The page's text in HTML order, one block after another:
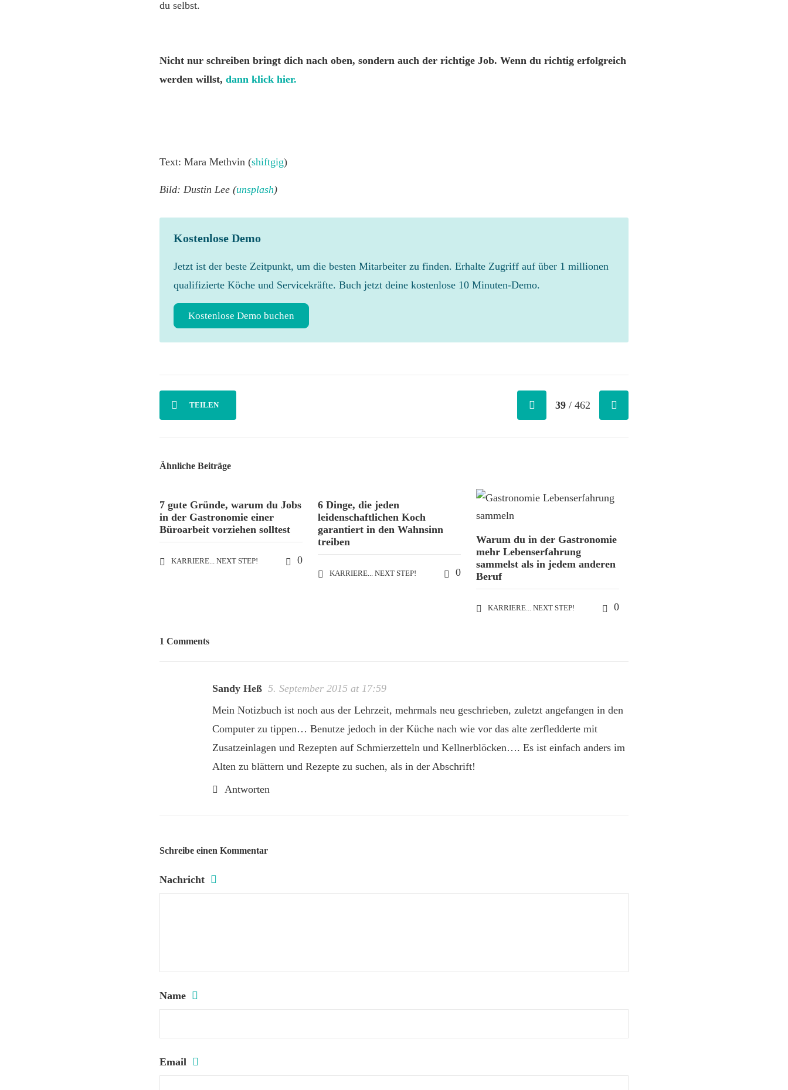
du selbst.
Nicht nur schreiben bringt dich nach oben, sondern auch der richtige Job. Wenn du richtig erfolgreich
werden willst, dann klick hier.
Text: Mara Methvin (shiftgig)
Bild: Dustin Lee (unsplash)
Kostenlose Demo
Jetzt ist der beste Zeitpunkt, um die besten Mitarbeiter zu finden. Erhalte Zugriff auf über 1 millionen
qualifizierte Köche und Servicekräfte. Buch jetzt deine kostenlose 10 Minuten-Demo.
Kostenlose Demo buchen
TEILEN 39 / 462
Ähnliche Beiträge
7 gute Gründe, warum du Jobs
in der Gastronomie einer
Büroarbeit vorziehen solltest
KARRIERE... NEXT STEP! 0
6 Dinge, die jeden
leidenschaftlichen Koch
garantiert in den Wahnsinn
treiben
KARRIERE... NEXT STEP! 0
Warum du in der Gastronomie
mehr Lebenserfahrung
sammelst als in jedem anderen
Beruf
KARRIERE... NEXT STEP! 0
1 Comments
Sandy Heß 5. September 2015 at 17:59
Mein Notizbuch ist noch aus der Lehrzeit, mehrmals neu geschrieben, zuletzt angefangen in den
Computer zu tippen… Benutze jedoch in der Küche nach wie vor das alte zerfledderte mit
Zusatzeinlagen und Rezepten auf Schmierzetteln und Kellnerblöcken…. Es ist einfach anders im
Alten zu blättern und Rezepte zu suchen, als in der Abschrift!
Antworten
Schreibe einen Kommentar
Nachricht
Name
Email